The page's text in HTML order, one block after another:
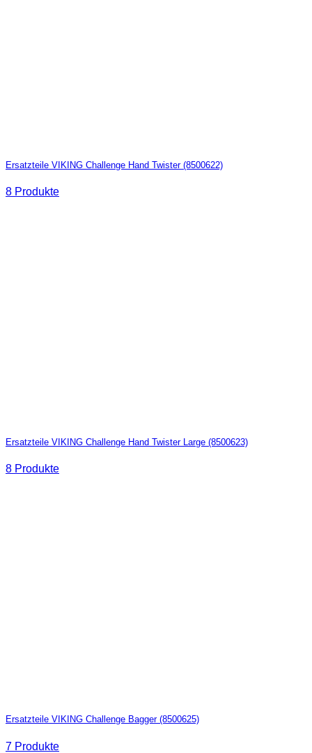
Ersatzteile VIKING Challenge Hand Twister (8500622)
8 Produkte
Ersatzteile VIKING Challenge Hand Twister Large (8500623)
8 Produkte
Ersatzteile VIKING Challenge Bagger (8500625)
7 Produkte